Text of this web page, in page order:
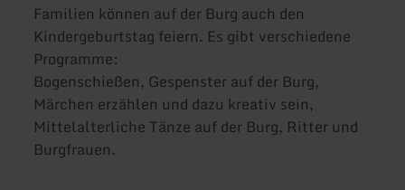
Familien können auf der Burg auch den
Kindergeburtstag feiern. Es gibt verschiedene
Programme:
Bogenschießen, Gespenster auf der Burg,
Märchen erzählen und dazu kreativ sein,
Mittelalterliche Tänze auf der Burg, Ritter und
Burgfrauen.